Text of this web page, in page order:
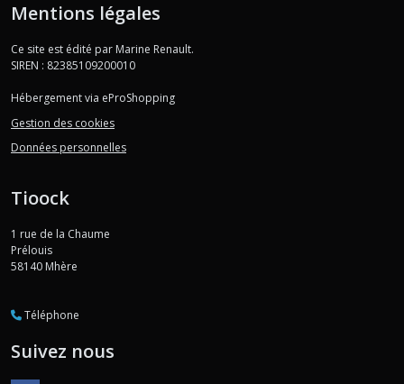
Mentions légales
Ce site est édité par Marine Renault.
SIREN : 82385109200010
Hébergement via eProShopping
Gestion des cookies
Données personnelles
Tioock
1 rue de la Chaume
Prélouis
58140 Mhère
Téléphone
Suivez nous